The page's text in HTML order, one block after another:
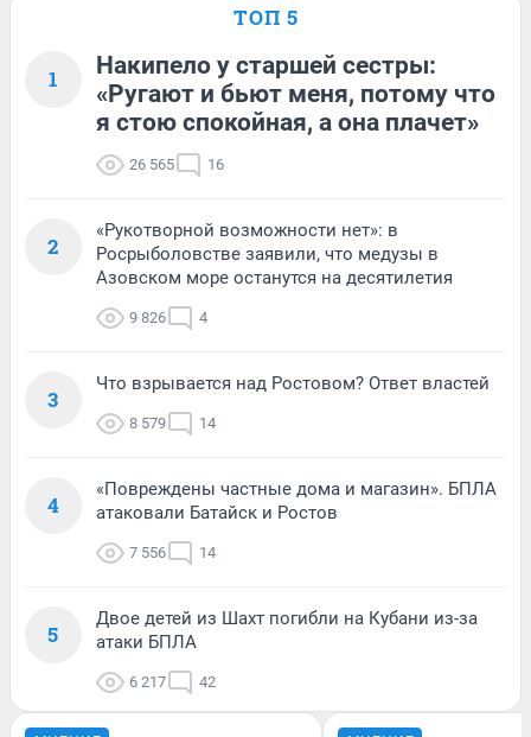
ТОП 5
1
Накипело у старшей сестры:
«Ругают и бьют меня, потому что
я стою спокойная, а она плачет»
26 565 16
2
«Рукотворной возможности нет»: в
Росрыболовстве заявили, что медузы в
Азовском море останутся на десятилетия
9 826 4
3
Что взрывается над Ростовом? Ответ властей
8 579 14
4
«Повреждены частные дома и магазин». БПЛА
атаковали Батайск и Ростов
7 556 14
5
Двое детей из Шахт погибли на Кубани из-за
атаки БПЛА
6 217 42